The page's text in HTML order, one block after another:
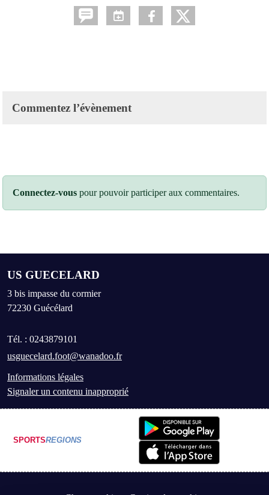
Commentez l’évènement
Connectez-vous pour pouvoir participer aux commentaires.
US GUECELARD
3 bis impasse du cormier
72230 Guécélard
Tél. : 0243879101
usguecelard.foot@wanadoo.fr
Informations légales
Signaler un contenu inapproprié
SPORTSREGIONS